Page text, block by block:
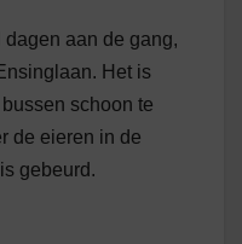
aan de gang,
Het is
schoon te
de eieren in de
gebeurd.